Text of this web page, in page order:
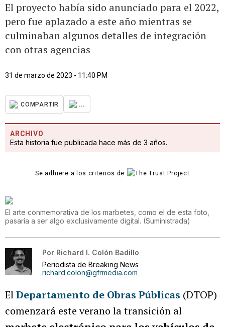
El proyecto había sido anunciado para el 2022,
pero fue aplazado a este año mientras se
culminaban algunos detalles de integración
con otras agencias
31 de marzo de 2023 - 11:40 PM
COMPARTIR ...
ARCHIVO
Esta historia fue publicada hace más de 3 años.
Se adhiere a los criterios de
El arte conmemorativa de los marbetes, como el de esta foto,
pasaría a ser algo exclusivamente digital. (Suministrada)
Por Richard I. Colón Badillo
Periodista de Breaking News
richard.colon@gfrmedia.com
ElDepartamento de Obras Públicas (DTOP)
comenzará este verano la transición al